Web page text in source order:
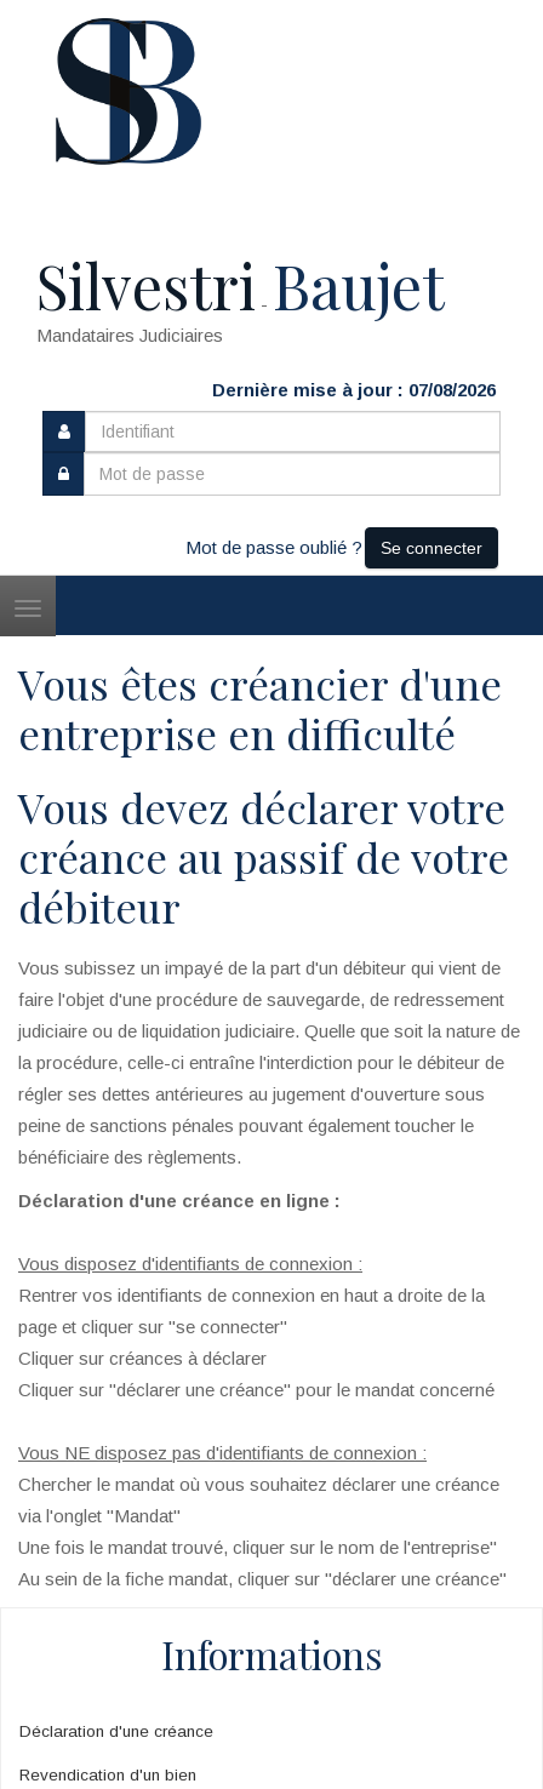
Silvestri - Baujet
Mandataires Judiciaires
Dernière mise à jour : 07/08/2026
Mot de passe oublié ? Se connecter
Toggle
Vous êtes créancier d'une
entreprise en difficulté
Vous devez déclarer votre
créance au passif de votre
débiteur
Vous subissez un impayé de la part d'un débiteur qui vient de
faire l'objet d'une procédure de sauvegarde, de redressement
judiciaire ou de liquidation judiciaire. Quelle que soit la nature de
la procédure, celle-ci entraîne l'interdiction pour le débiteur de
régler ses dettes antérieures au jugement d'ouverture sous
peine de sanctions pénales pouvant également toucher le
bénéficiaire des règlements.
Déclaration d'une créance en ligne :
Vous disposez d'identifiants de connexion :
Rentrer vos identifiants de connexion en haut a droite de la
page et cliquer sur "se connecter"
Cliquer sur créances à déclarer
Cliquer sur "déclarer une créance" pour le mandat concerné
Vous NE disposez pas d'identifiants de connexion :
Chercher le mandat où vous souhaitez déclarer une créance
via l'onglet "Mandat"
Une fois le mandat trouvé, cliquer sur le nom de l'entreprise"
Au sein de la fiche mandat, cliquer sur "déclarer une créance"
Informations
Déclaration d'une créance
Revendication d'un bien